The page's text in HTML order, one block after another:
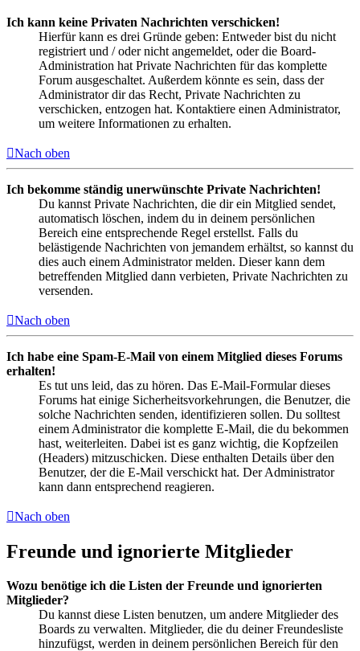
Ich kann keine Privaten Nachrichten verschicken!
Hierfür kann es drei Gründe geben: Entweder bist du nicht
registriert und / oder nicht angemeldet, oder die Board-
Administration hat Private Nachrichten für das komplette
Forum ausgeschaltet. Außerdem könnte es sein, dass der
Administrator dir das Recht, Private Nachrichten zu
verschicken, entzogen hat. Kontaktiere einen Administrator,
um weitere Informationen zu erhalten.
Nach oben
Ich bekomme ständig unerwünschte Private Nachrichten!
Du kannst Private Nachrichten, die dir ein Mitglied sendet,
automatisch löschen, indem du in deinem persönlichen
Bereich eine entsprechende Regel erstellst. Falls du
belästigende Nachrichten von jemandem erhältst, so kannst du
dies auch einem Administrator melden. Dieser kann dem
betreffenden Mitglied dann verbieten, Private Nachrichten zu
versenden.
Nach oben
Ich habe eine Spam-E-Mail von einem Mitglied dieses Forums
erhalten!
Es tut uns leid, das zu hören. Das E-Mail-Formular dieses
Forums hat einige Sicherheitsvorkehrungen, die Benutzer, die
solche Nachrichten senden, identifizieren sollen. Du solltest
einem Administrator die komplette E-Mail, die du bekommen
hast, weiterleiten. Dabei ist es ganz wichtig, die Kopfzeilen
(Headers) mitzuschicken. Diese enthalten Details über den
Benutzer, der die E-Mail verschickt hat. Der Administrator
kann dann entsprechend reagieren.
Nach oben
Freunde und ignorierte Mitglieder
Wozu benötige ich die Listen der Freunde und ignorierten
Mitglieder?
Du kannst diese Listen benutzen, um andere Mitglieder des
Boards zu verwalten. Mitglieder, die du deiner Freundesliste
hinzufügst, werden in deinem persönlichen Bereich für den